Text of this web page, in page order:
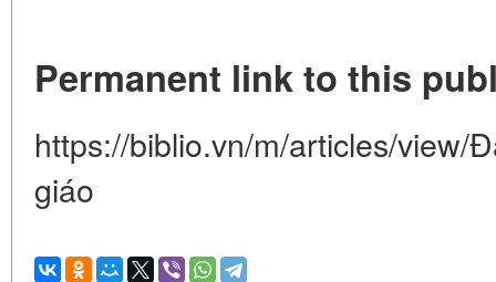
Permanent link to this
https://biblio.vn/m/articles/view/
giáo